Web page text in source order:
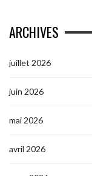
ARCHIVES
juillet 2026
juin 2026
mai 2026
avril 2026